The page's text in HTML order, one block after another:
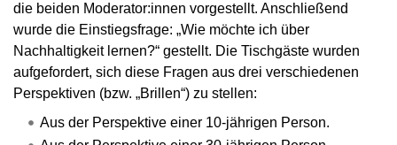
die beiden Moderator:innen vorgestellt. Anschließend
wurde die Einstiegsfrage: „Wie möchte ich über
Nachhaltigkeit lernen?“ gestellt. Die Tischgäste wurden
aufgefordert, sich diese Fragen aus drei verschiedenen
Perspektiven (bzw. „Brillen“) zu stellen:
Aus der Perspektive einer 10-jährigen Person.